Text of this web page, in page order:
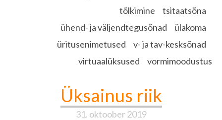
tõlkimine
tsitaatsõna
ühend- ja väljendtegusõnad
ülakoma
üritusenimetused
v- ja tav-kesksõnad
virtuaalüksused
vormimoodustus
Üksainus riik
31. oktoober 2019